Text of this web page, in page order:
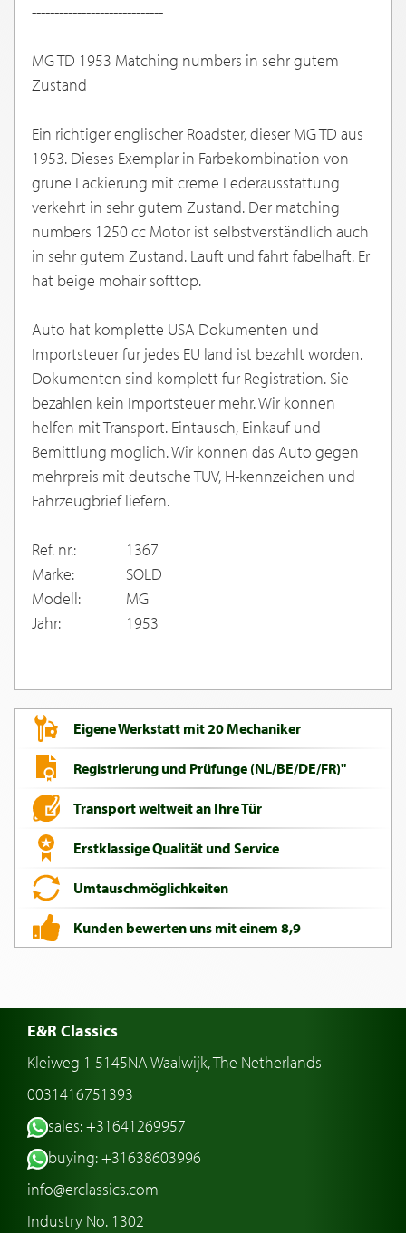
-----------------------------
MG TD 1953 Matching numbers in sehr gutem
Zustand
Ein richtiger englischer Roadster, dieser MG TD aus
1953. Dieses Exemplar in Farbekombination von
grüne Lackierung mit creme Lederausstattung
verkehrt in sehr gutem Zustand. Der matching
numbers 1250 cc Motor ist selbstverständlich auch
in sehr gutem Zustand. Lauft und fahrt fabelhaft. Er
hat beige mohair softtop.
Auto hat komplette USA Dokumenten und
Importsteuer fur jedes EU land ist bezahlt worden.
Dokumenten sind komplett fur Registration. Sie
bezahlen kein Importsteuer mehr. Wir konnen
helfen mit Transport. Eintausch, Einkauf und
Bemittlung moglich. Wir konnen das Auto gegen
mehrpreis mit deutsche TUV, H-kennzeichen und
Fahrzeugbrief liefern.
Ref. nr.:
1367
Marke:
SOLD
Modell:
MG
Jahr:
1953
Eigene Werkstatt mit 20 Mechaniker
Registrierung und Prüfunge (NL/BE/DE/FR)"
Transport weltweit an Ihre Tür
Erstklassige Qualität und Service
Umtauschmöglichkeiten
Kunden bewerten uns mit einem 8,9
E&R Classics
Kleiweg 1 5145NA Waalwijk, The Netherlands
0031416751393
sales: +31641269957
buying: +31638603996
info@erclassics.com
Industry No. 1302